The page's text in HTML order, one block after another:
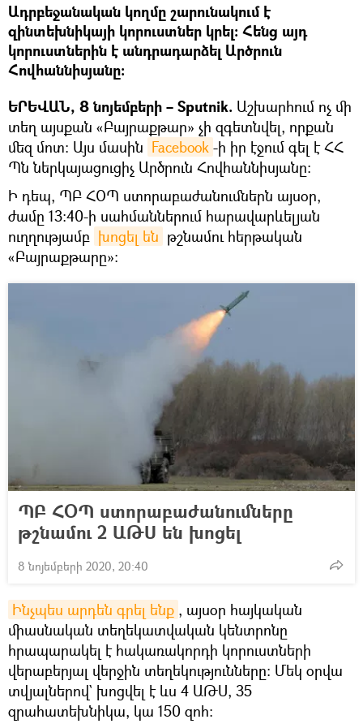
Ադրբեջանական կողմը շարունակում է
զինտեխնիկայի կորուստներ կրել։ Հենց այդ
կորուստներին է անդրադարձել Արծրուն
Հովհաննիսյանը։
ԵՐԵՎԱՆ, 8 նոյեմբերի – Sputnik. Աշխարհում ոչ մի
տեղ այսքան «Բայրաքթար» չի զգետնվել, որքան
մեզ մոտ։ Այս մասին Facebook -ի իր էջում գել է ՀՀ
Պն ներկայացուցիչ Արծրուն Հովհաննիսյանը։
Ի դեպ, ՊԲ ՀՕՊ ստորաբաժանումներն այսօր,
ժամը 13:40-ի սահմաններում հարավարևելյան
ուղղությամբ խոցել են թշնամու հերթական
«Բայրաքթարը»:
ՊԲ ՀՕՊ ստորաբաժանումները
թշնամու 2 ԱԹՍ են խոցել
8 նոյեմբերի 2020, 20:40
Ինչպես արդեն գրել ենք , այսօր հայկական
միասնական տեղեկատվական կենտրոնը
հրապարակել է հակառակորդի կորուստների
վերաբերյալ վերջին տեղեկությունները։ Մեկ օրվա
տվյալներով` խոցվել է ևս 4 ԱԹՍ, 35
զրահատեխնիկա, կա 150 զոհ: